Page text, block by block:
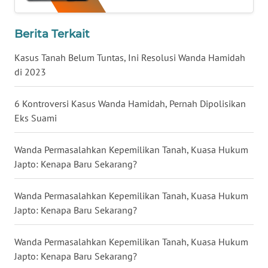
Berita Terkait
Kasus Tanah Belum Tuntas, Ini Resolusi Wanda Hamidah
di 2023
6 Kontroversi Kasus Wanda Hamidah, Pernah Dipolisikan
Eks Suami
Wanda Permasalahkan Kepemilikan Tanah, Kuasa Hukum
Japto: Kenapa Baru Sekarang?
Wanda Permasalahkan Kepemilikan Tanah, Kuasa Hukum
Japto: Kenapa Baru Sekarang?
Wanda Permasalahkan Kepemilikan Tanah, Kuasa Hukum
Japto: Kenapa Baru Sekarang?
JATENG
WN
NUSANTARA
WN
JOGJA
WN
JATIM
WN
BALI
WN
KALBAR